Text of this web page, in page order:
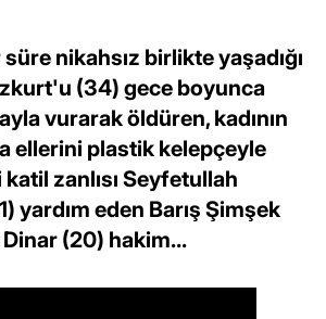
nikahsız birlikte yaşadığı
(34) gece boyunca
vurarak öldüren, kadının
ellerini plastik kelepçeyle
zanlısı Seyfetullah
yardım eden Barış Şimşek
(20) hakim...